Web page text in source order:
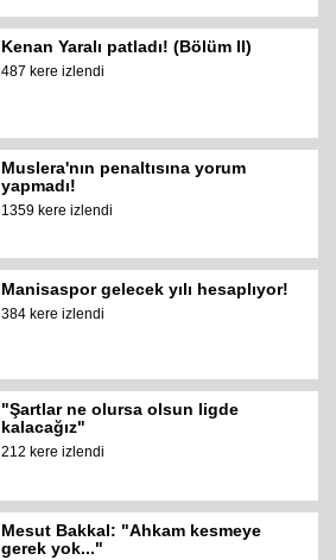
Kenan Yaralı patladı! (Bölüm II)
487 kere izlendi
Muslera'nın penaltısına yorum
yapmadı!
1359 kere izlendi
Manisaspor gelecek yılı hesaplıyor!
384 kere izlendi
"Şartlar ne olursa olsun ligde
kalacağız"
212 kere izlendi
Mesut Bakkal: "Ahkam kesmeye
gerek yok..."